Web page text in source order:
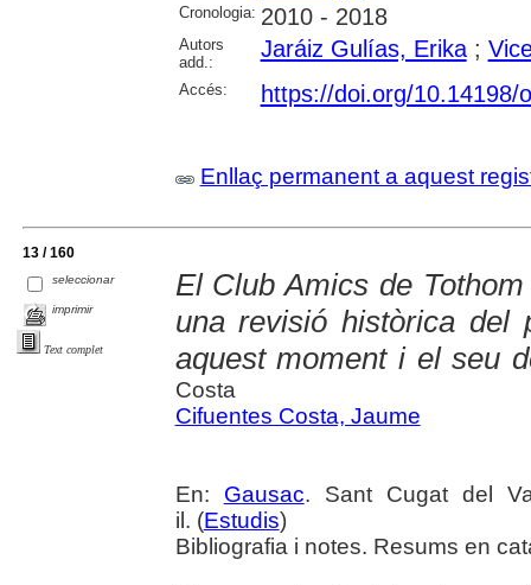
Cronologia: 2010 - 2018
Autors
add.:
Jaráiz Gulías, Erika;
Accés: https://doi.org/10.14198/
Enllaç permanent a aquest
13 / 160
seleccionar
imprimir
Text complet
El Club Amics de
una revisió històrica del
aquest moment i el seu
Costa
Cifuentes Costa, Jaume
En: Gausac. Sant Cugat del
il. (Estudis)
Bibliografia i notes. Resums en